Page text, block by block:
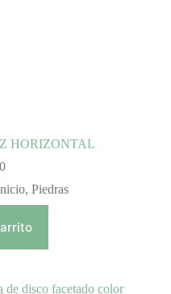
HORIZONTAL
,Piedras